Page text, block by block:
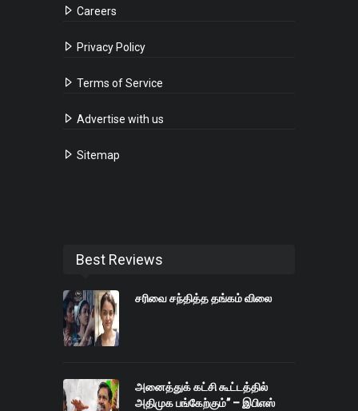
Careers
Privacy Policy
Terms of Service
Advertise with us
Sitemap
Best Reviews
சரிவை சந்தித்த தங்கம் விலை
அனைத்துக் கட்சி கூட்டத்தில்
அதிமுக பங்கேற்கும்” – இபிஎஸ்